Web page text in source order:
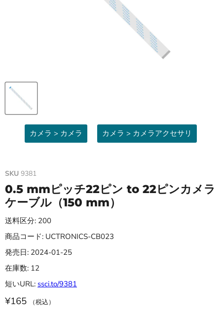
カメラ > カメラ カメラ > カメラアクセサリ
SKU 9381
0.5 mmピッチ22ピン to 22ピンカメラ
ケーブル（150 mm）
送料区分: 200
商品コード: UCTRONICS-CB023
発売日: 2024-01-25
在庫数: 12
短いURL: ssci.to/9381
¥165 （税込）